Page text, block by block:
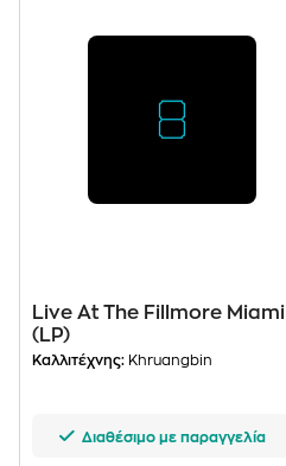
Live At The Fillmore Miami
(LP)
Καλλιτέχνης: Khruangbin
Διαθέσιμο με παραγγελία